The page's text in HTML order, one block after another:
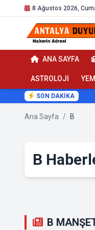
8 Ağustos 2026,
ANA SAYFA
ASTROLOJİ
SON DAKİKA
Ana Sayfa / B
B
B